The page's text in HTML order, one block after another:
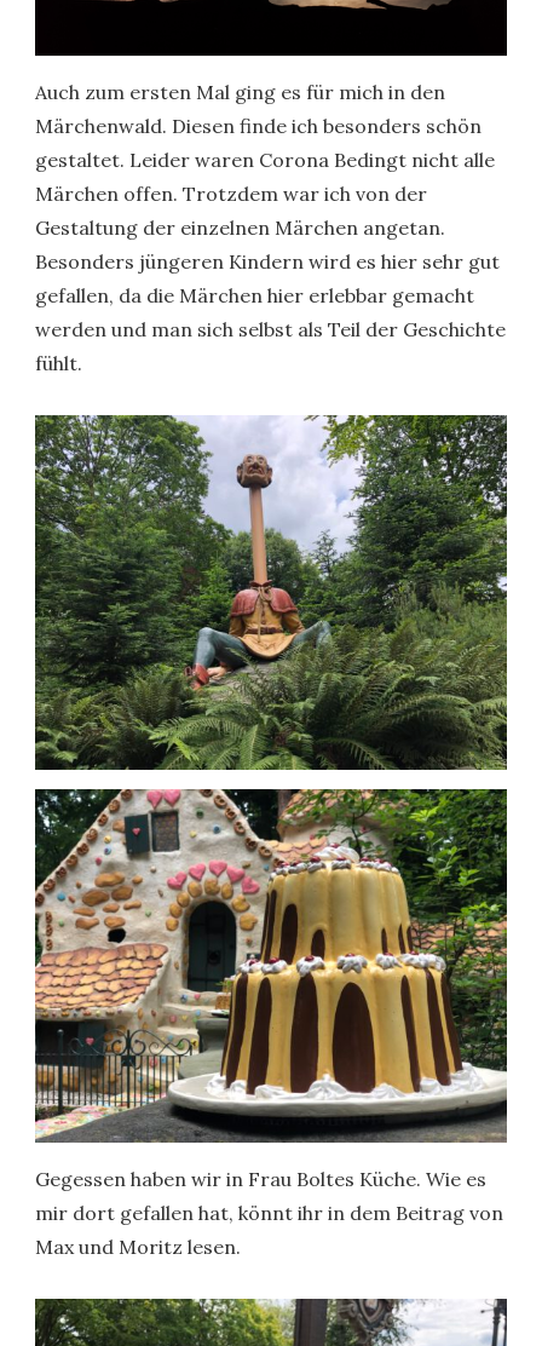
Auch zum ersten Mal ging es für mich in den
Märchenwald. Diesen finde ich besonders schön
gestaltet. Leider waren Corona Bedingt nicht alle
Märchen offen. Trotzdem war ich von der
Gestaltung der einzelnen Märchen angetan.
Besonders jüngeren Kindern wird es hier sehr gut
gefallen, da die Märchen hier erlebbar gemacht
werden und man sich selbst als Teil der Geschichte
fühlt.
Gegessen haben wir in Frau Boltes Küche. Wie es
mir dort gefallen hat, könnt ihr in dem Beitrag von
Max und Moritz lesen.